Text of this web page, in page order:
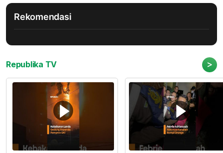
Rekomendasi
Republika TV >